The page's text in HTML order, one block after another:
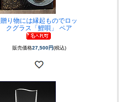
贈り物には縁起ものでロッ
クグラス「鯉唄」 ペア
販売価格27,500円(税込)